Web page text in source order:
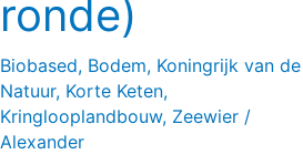
ronde)
Biobased, Bodem, Koningrijk van de
Natuur, Korte Keten,
Kringlooplandbouw, Zeewier /
Alexander